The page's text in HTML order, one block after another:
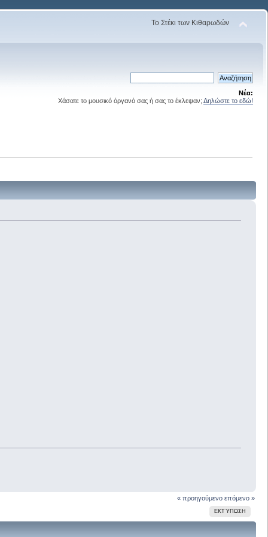
Το Στέκι των Κιθαρωδών
Νέα:
Χάσατε το μουσικό όργανό σας ή σας το έκλεψαν; Δηλώστε το εδώ!
« προηγούμενο επόμενο »
ΕΚΤΎΠΩΣΗ